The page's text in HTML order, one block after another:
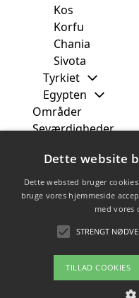
Kos
Korfu
Chania
Sivota
Tyrkiet
Egypten
Områder
Seværdigheder
Måned
Uge
Rejsetyper
Dette website
Dette websted bruger
bruge vores hjemmeside
med vores
STRENGT
TILLAD COOKIES